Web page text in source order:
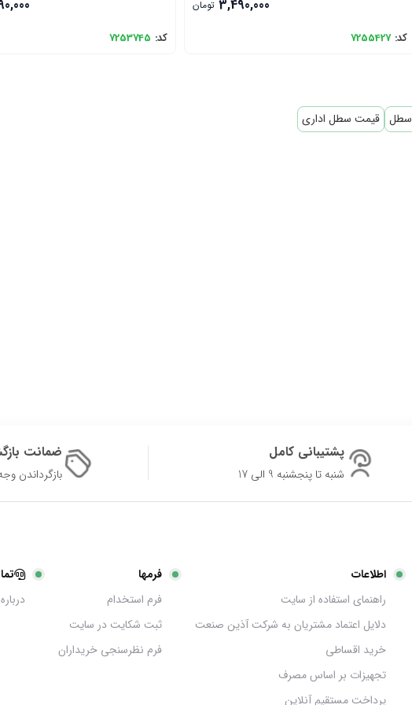
3,490,000 تومان
کد: 7255427 کد: 7253745
سطل قیمت سطل اداری
پشتیبانی کامل
شنبه تا پنجشنبه 9 الی 17
ضمانت
بازگرداندن وجه
اطلاعات
راهنمای استفاده از سایت
دلایل اعتماد مشتریان به شرکت آذین صنعت
خرید اقساطی
تجهیزات بر اساس مصرف
پرداخت مستقیم آنلاین
فرمها
فرم استخدام
ثبت شکایت در سایت
فرم نظرسنجی خریداران